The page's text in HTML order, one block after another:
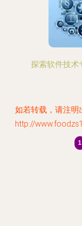
探索软件技术
如若转载，请注明
http://
1